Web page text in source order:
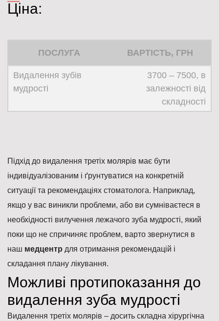
Ціна:
ПОСЛУГА ВАРТІСТЬ, ГРН
Видалення зубів
мудрості
3700 – 7500, в
залежності від
складності
Підхід до видалення третіх молярів має бути
індивідуалізованим і ґрунтуватися на конкретній
ситуації та рекомендаціях стоматолога. Наприклад,
якщо у вас виникли проблеми, або ви сумніваєтеся в
необхідності вилучення лежачого зуба мудрості, який
поки що не спричиняє проблем, варто звернутися в
наш медцентр для отримання рекомендацій і
складання плану лікування.
Можливі протипоказання до
видалення зуба мудрості
Видалення третіх молярів – досить складна хірургічна